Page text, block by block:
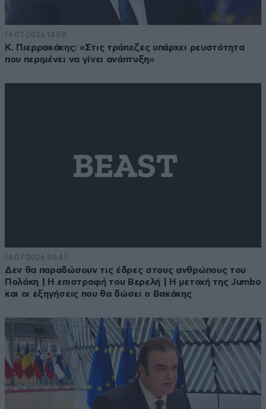
14·07·2026 14:58
Κ. Πιερρακάκης: «Στις τράπεζες υπάρχει ρευστότητα
που περιμένει να γίνει ανάπτυξη»
14·07·2026 06:47
Δεν θα παραδώσουν τις έδρες στους ανθρώπους του
Πολάκη | Η επιστροφή του Βερελή | Η μετοχή της Jumbo
και οι εξηγήσεις που θα δώσει ο Βακάκης